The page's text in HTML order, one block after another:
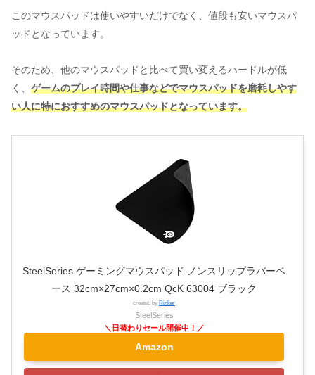
このマウスパッドは使いやすいだけでなく、値段も安いマウスパ
ッドとなっています。
そのため、他のマウスパッドと比べて買い変えるハードルが低
く、 ゲームのプレイ時間や仕事などでマウスパッドを磨耗しやす
い人に特におすすめのマウスパッドとなっています。
SteelSeries ゲーミングマウスパッド ノンスリップラバーベ
ース 32cm×27cm×0.2cm QcK 63004 ブラック
created by Rinker
SteelSeries
Amazon